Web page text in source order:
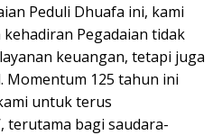
Peduli Dhuafa ini, kami
Pegadaian tidak
keuangan, tetapi juga
Momentum 125 tahun ini
untuk terus
terutama bagi saudara-